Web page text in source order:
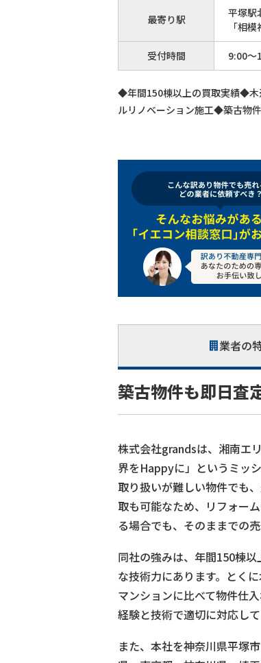
最寄り駅
平塚駅
「相
受付時間 9:00～
◆年間150棟以上の買取実績◆木
ルリノベーション施工◆築古物
業者の
築古物件も即日査
株式会社grandsは、湘南エ
界をHappyに」というミッ
取り扱いが難しい物件でも
取も可能なため、リフォー
る場合でも、そのままでの
同社の強みは、年間150棟
な技術力にあります。とく
マンションに比べて物件仕
経験と技術で適切に対応して
また、本社を神奈川県平塚